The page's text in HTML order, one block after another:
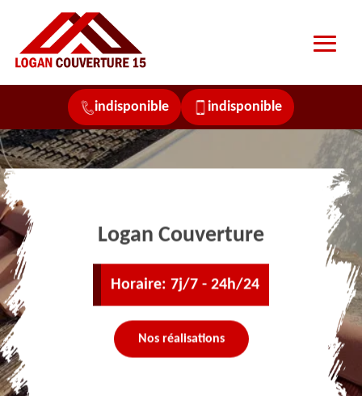
indisponible indisponible
Logan Couverture
Horaire: 7j/7 - 24h/24
Nos réalisations